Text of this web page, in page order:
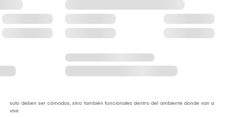
solo deben ser cómodos, sino también funcionales dentro del ambiente donde van a
vivir.